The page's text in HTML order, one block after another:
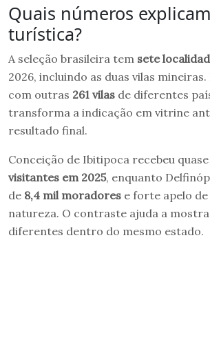
Quais números
turística?
A seleção brasileira tem sete
2026, incluindo as duas vilas
com outras 261 vilas de diferentes
transforma a indicação em vitrine
resultado final.
Conceição de Ibitipoca recebeu quase
visitantes em 2025, enquanto
de 8,4 mil moradores e forte apelo
natureza. O contraste ajuda a
diferentes dentro do mesmo estado.